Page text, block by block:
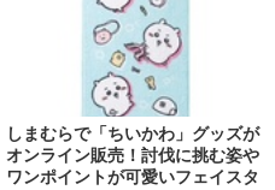
しまむらで「ちいかわ」グッズが
オンライン販売！討伐に挑む姿や
ワンポイントが可愛いフェイスタ